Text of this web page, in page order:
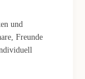
und
Freunde